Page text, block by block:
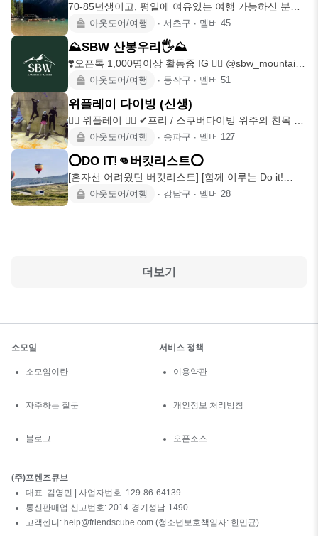
70-85년생이고, 평일에 여유있는 여행 가능하신 분들
을 위한 모임입니다. 길게는 인생의
아웃도어/여행 ∙ 서초구 ∙ 멤버 45
⛰️SBW 산봉우리🖐️⛰️
❣️오픈톡 1,000명이상 활동중 IG 👉🏽 @sbw_mountain
🫶🏽등산초보 등린이
아웃도어/여행 ∙ 동작구 ∙ 멤버 51
위플레이 다이빙 (신생)
🧜‍♀️ 위플레이 🧜‍♂️ ✔프리 / 스쿠버다이빙 위주의 친목 모
임 ✔PADI / AID
아웃도어/여행 ∙ 송파구 ∙ 멤버 127
⭕️DO IT!👊버킷리스트⭕️
[혼자선 어려웠던 버킷리스트] [함께 이루는 Do it!
bucket list] : 논알
아웃도어/여행 ∙ 강남구 ∙ 멤버 28
더보기
소모임
소모임이란
자주하는 질문
블로그
서비스 정책
이용약관
개인정보 처리방침
오픈소스
(주)프렌즈큐브
대표: 김영민 | 사업자번호: 129-86-64139
통신판매업 신고번호: 2014-경기성남-1490
고객센터: help@friendscube.com (청소년보호책임자: 한민균)